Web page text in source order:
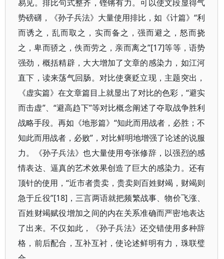
易见。排比句式整齐，铿锵有力。可以使文段显得气
势磅礴，《孙子兵法》大量使用排比，如《计篇》“利
而诱之，乱而取之，实而备之，强而避之，怒而挠
之，卑而骄之，佚而劳之，亲而离之”[17]等等，语势
强劲，概括精辟，大大增加了文章的感染力，如江河
直下，读来荡气回肠。对比使褒贬立现，主题突出，
《虚实篇》在文章篇目上就显出了对比的色彩，“避实
而击虚”、“避高趋下”等对比概念阐述了夺取战争胜利
战略手段。再如《地形篇》“知此而用战者，必胜；不
知此而用战者，必败”，对比鲜明地增强了论述的说服
力。《孙子兵法》也大量使用夸张修辞，以强烈的感
情表达、逼真的艺术效果创造了巨大的感染力。还有
顶针的使用，“近市者贵卖，贵卖则百姓财竭，财竭则
急于丘役”[18]，三言两语就把频繁战事、物价飞涨、
百姓财竭赋役增加之间的内在关系准确而严密地表达
了出来。不仅如此，《孙子兵法》还交错使用多种辞
格，前后配合，互补互衬，使论述鲜明有力，珠联璧